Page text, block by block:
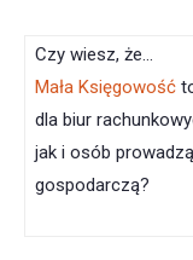
Czy wiesz, że…
Mała Księgowość
dla biur
jak i osób
gospodarczą?